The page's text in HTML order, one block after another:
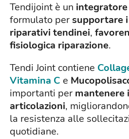
Tendijoint è un
formulato persupportare
riparativi tendinei,
fisiologica riparazione.
Tendi Joint contiene
Vitamina C e
importanti per mantenere
articolazioni,
la resistenza alle
quotidiane.